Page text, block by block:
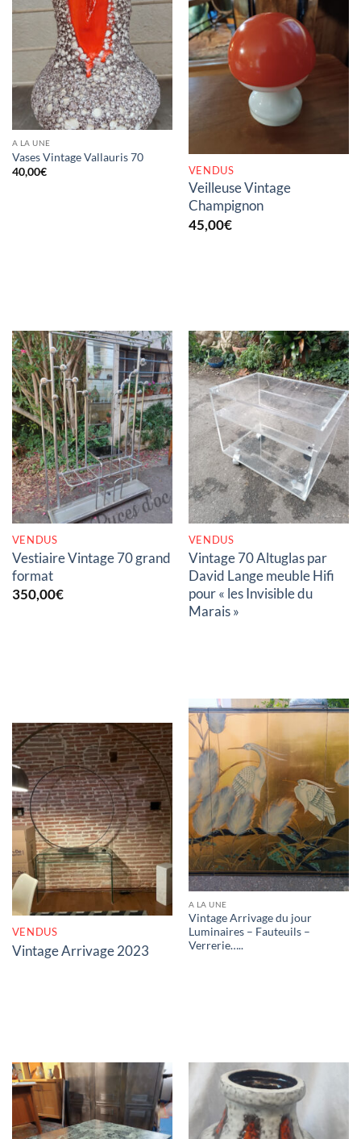
A LA UNE
Vases Vintage Vallauris 70
40,00€
RUPTURE DE STOCK
VENDUS
Veilleuse Vintage
Champignon
45,00€
RUPTURE DE STOCK
VENDUS
Vestiaire Vintage 70 grand
format
350,00€
RUPTURE DE STOCK
VENDUS
Vintage 70 Altuglas par
David Lange meuble Hifi
pour « les Invisible du
Marais »
RUPTURE DE STOCK
VENDUS
Vintage Arrivage 2023
A LA UNE
Vintage Arrivage du jour
Luminaires – Fauteuils –
Verrerie…..